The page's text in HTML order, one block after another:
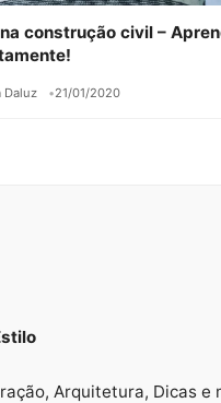
construção civil –
Daluz 21/01/2020
Arquitetura, Dicas e